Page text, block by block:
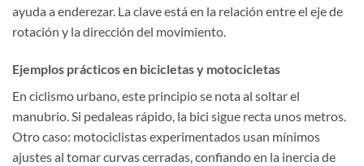
ayuda a enderezar. La clave está en la relación entre el eje de
rotación y la dirección del movimiento.
Ejemplos prácticos en bicicletas y motocicletas
En ciclismo urbano, este principio se nota al soltar el
manubrio. Si pedaleas rápido, la bici sigue recta unos metros.
Otro caso: motociclistas experimentados usan mínimos
ajustes al tomar curvas cerradas, confiando en la inercia de